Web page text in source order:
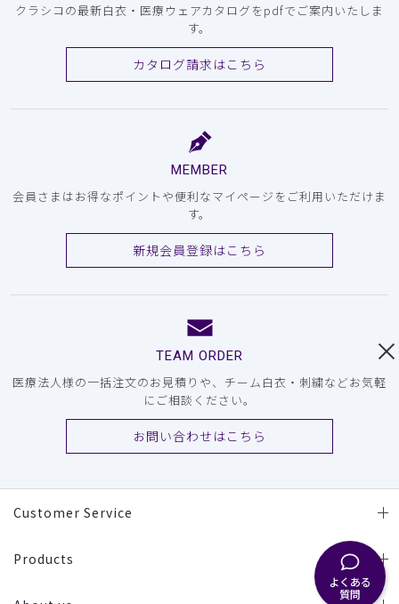
よくある
質問
クラシコの最新白衣・医療ウェアカタログをpdfでご案内いたしま
す。
カタログ請求はこちら
MEMBER
会員さまはお得なポイントや便利なマイページをご利用いただけま
す。
新規会員登録はこちら
TEAM ORDER
医療法人様の一括注文のお見積りや、チーム白衣・刺繍などお気軽
にご相談ください。
お問い合わせはこちら
Customer Service
Products